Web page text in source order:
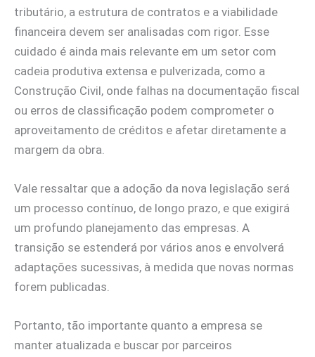
tributário, a estrutura de contratos e a viabilidade
financeira devem ser analisadas com rigor. Esse
cuidado é ainda mais relevante em um setor com
cadeia produtiva extensa e pulverizada, como a
Construção Civil, onde falhas na documentação fiscal
ou erros de classificação podem comprometer o
aproveitamento de créditos e afetar diretamente a
margem da obra.
Vale ressaltar que a adoção da nova legislação será
um processo contínuo, de longo prazo, e que exigirá
um profundo planejamento das empresas. A
transição se estenderá por vários anos e envolverá
adaptações sucessivas, à medida que novas normas
forem publicadas.
Portanto, tão importante quanto a empresa se
manter atualizada e buscar por parceiros